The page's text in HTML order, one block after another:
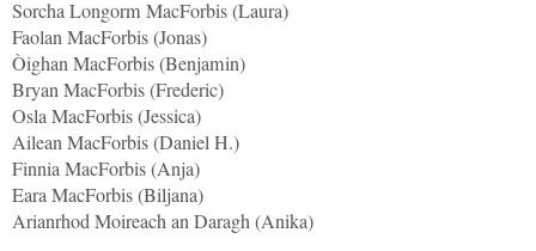
Sorcha Longorm MacForbis (Laura)
Faolan MacForbis (Jonas)
Òighan MacForbis (Benjamin)
Bryan MacForbis (Frederic)
Osla MacForbis (Jessica)
Ailean MacForbis (Daniel H.)
Finnia MacForbis (Anja)
Eara MacForbis (Biljana)
Arianrhod Moireach an Daragh (Anika)